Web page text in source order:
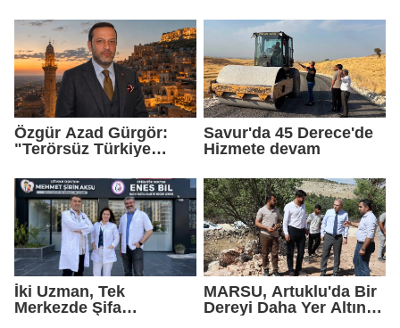
Geldik"
Özgür Azad Gürgör:
"Terörsüz Türkiye
Turizmi İçin Yeni Bir
Dönemin Başlangıcıdır"
Savur'da 45 Derece'de
Hizmete devam
İki Uzman, Tek
Merkezde Şifa
MARSU, Artuklu'da Bir
Dereyi Daha Yer Altına